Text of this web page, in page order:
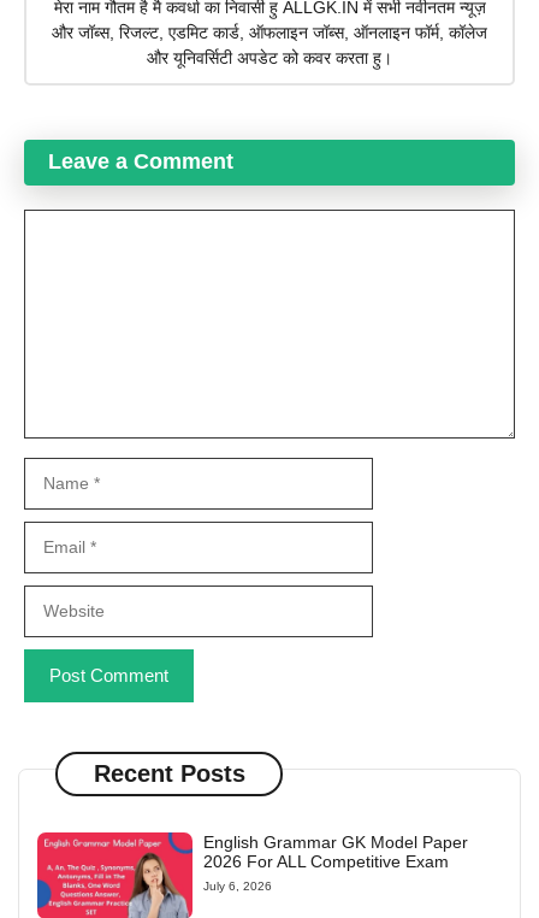
मेरा नाम गौतम है मै कवर्धा का निवासी हु ALLGK.IN में सभी नवीनतम न्यूज़
और जॉब्स, रिजल्ट, एडमिट कार्ड, ऑफलाइन जॉब्स, ऑनलाइन फॉर्म, कॉलेज
और यूनिवर्सिटी अपडेट को कवर करता हु।
Leave a Comment
Recent Posts
English Grammar GK Model Paper
2026 For ALL Competitive Exam
July 6, 2026